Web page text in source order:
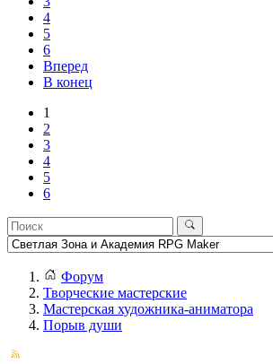
4
5
6
Вперед
В конец
1
2
3
4
5
6
Форум
Творческие мастерские
Мастерская художника-аниматора
Порыв души